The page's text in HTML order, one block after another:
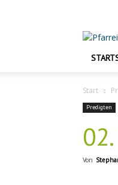
Start
Predigten
Von